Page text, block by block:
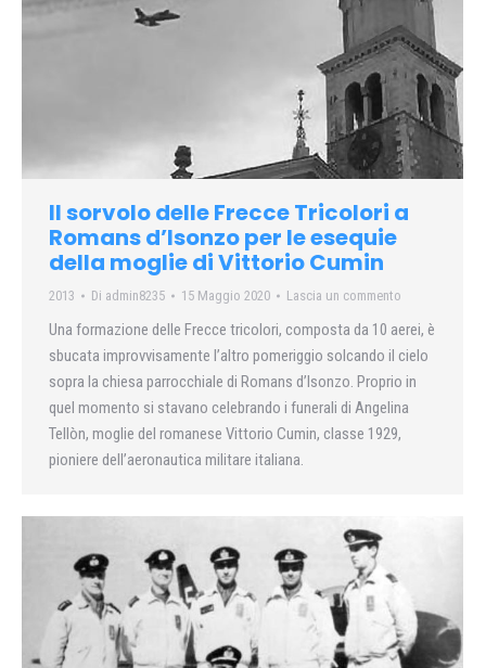
Il sorvolo delle Frecce Tricolori a
Romans d’Isonzo per le esequie
della moglie di Vittorio Cumin
2013 Di admin8235 15 Maggio 2020 Lascia un commento
Una formazione delle Frecce tricolori, composta da 10 aerei, è
sbucata improvvisamente l’altro pomeriggio solcando il cielo
sopra la chiesa parrocchiale di Romans d’Isonzo. Proprio in
quel momento si stavano celebrando i funerali di Angelina
Tellòn, moglie del romanese Vittorio Cumin, classe 1929,
pioniere dell’aeronautica militare italiana.